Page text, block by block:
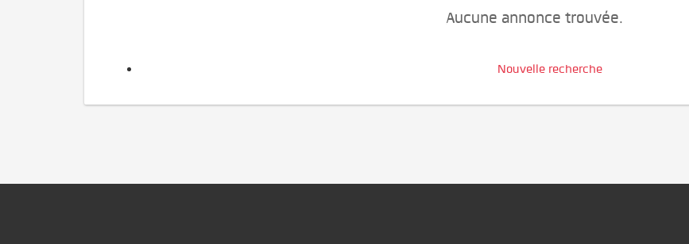
Aucune annonce trouvée.
Nouvelle recherche